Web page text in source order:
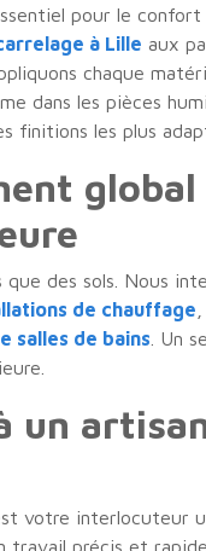
pour le confort
à Lille aux
chaque
dans les pièces
finitions les plus
des sols. Nous
de chauffage
salles de bains . Un
un
votre interlocuteur
travail précis et